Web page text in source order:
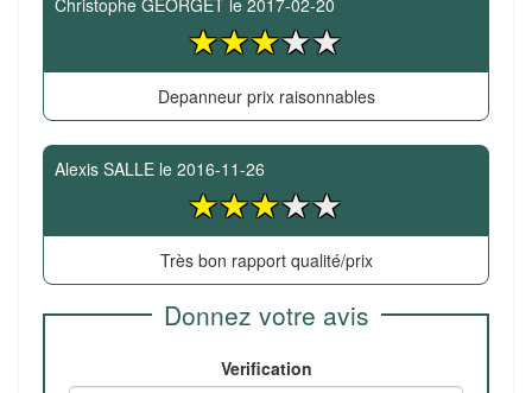
Christophe GEORGET le 2017-02-20
Depanneur prix raisonnables
Alexis SALLE le 2016-11-26
Très bon rapport qualité/prix
Donnez votre avis
Verification